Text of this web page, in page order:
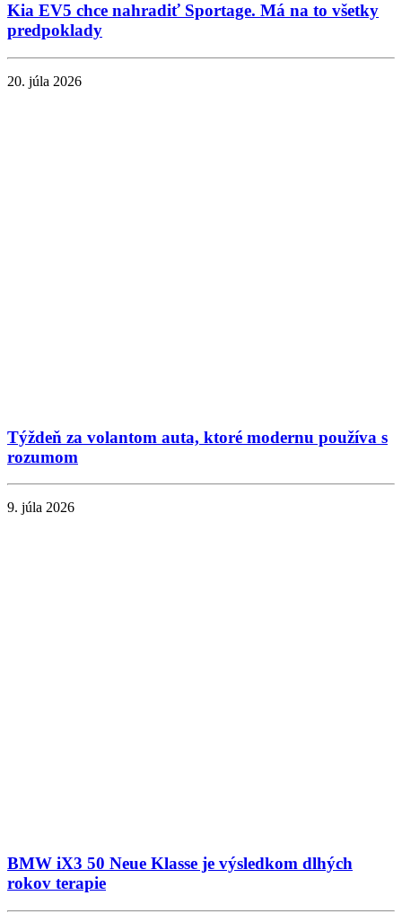
Kia EV5 chce nahradiť Sportage. Má na to všetky
predpoklady
20. júla 2026
Týždeň za volantom auta, ktoré modernu používa s
rozumom
9. júla 2026
BMW iX3 50 Neue Klasse je výsledkom dlhých
rokov terapie